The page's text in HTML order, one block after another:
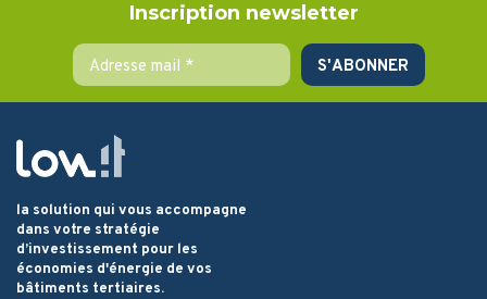
Inscription newsletter
la solution qui vous accompagne
dans votre stratégie
d’investissement pour les
économies d'énergie de vos
bâtiments tertiaires.